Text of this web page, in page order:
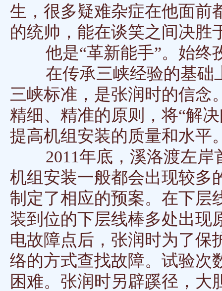
生，很多疑难杂症在他面前
的统帅，能在谈笑之间决胜
他是“革新能手”。始终
在传承三峡经验的基础
三峡标准，是张润时的信念
精细、精准的原则，将“解
提高机组安装的质量和水平
2011年底，溪洛渡左岸
机组安装一般都会出现较多
制定了相应的预案。在下层
装到位的下层线棒多处出现
电故障点后，张润时为了保
络的方式查找故障。试验次
困难。张润时另辟蹊径，大